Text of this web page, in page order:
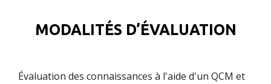
MODALITÉS D’ÉVALUATION
Évaluation des connaissances à l'aide d'un QCM et